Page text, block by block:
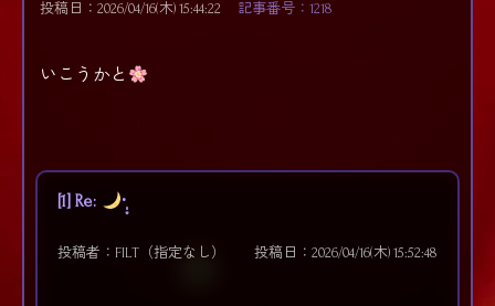
投稿日：2026/04/16(木) 15:44:22
記事番号：1218
いこうかと
[1] Re: ·̩͙
投稿者：FILT（指定なし） 投稿日：2026/04/16(木) 15:52:48